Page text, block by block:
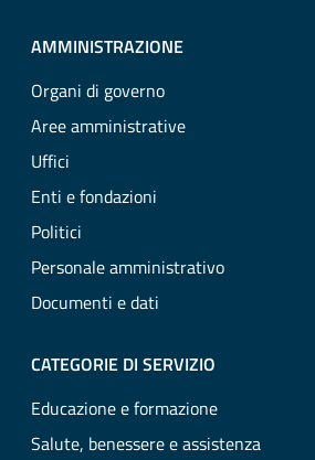
AMMINISTRAZIONE
Organi di governo
Aree amministrative
Uffici
Enti e fondazioni
Politici
Personale amministrativo
Documenti e dati
CATEGORIE DI SERVIZIO
Educazione e formazione
Salute, benessere e assistenza